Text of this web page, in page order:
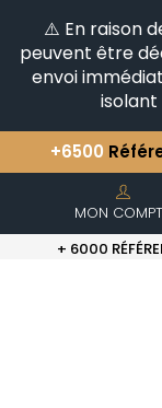
⚠️ En raison
peuvent être
envoi
Vous avez
Découvrez
MON
+ 6000